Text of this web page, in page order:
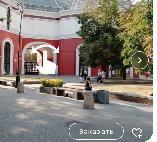
Заказать